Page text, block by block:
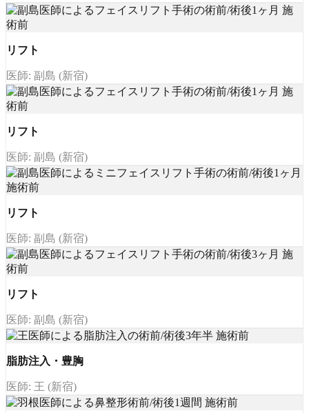
リフト
医師: 副島 (新宿)
リフト
医師: 副島 (新宿)
リフト
医師: 副島 (新宿)
リフト
医師: 副島 (新宿)
脂肪注入・豊胸
医師: 王 (新宿)